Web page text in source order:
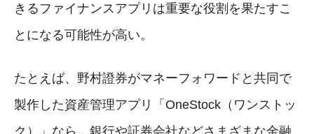
きるファイナンスアプリは重要な役割を果たすこ
とになる可能性が高い。
たとえば、野村證券がマネーフォワードと共同で
製作した資産管理アプリ「OneStock（ワンストッ
ク）」なら、銀行や証券会社などさまざまな金融